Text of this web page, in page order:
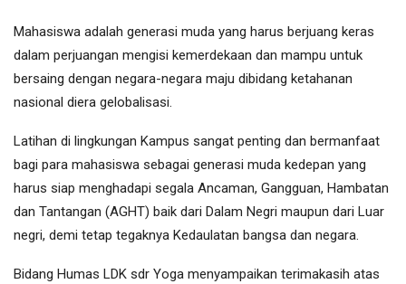
Mahasiswa adalah generasi muda yang harus berjuang keras
dalam perjuangan mengisi kemerdekaan dan mampu untuk
bersaing dengan negara-negara maju dibidang ketahanan
nasional diera gelobalisasi.
Latihan di lingkungan Kampus sangat penting dan bermanfaat
bagi para mahasiswa sebagai generasi muda kedepan yang
harus siap menghadapi segala Ancaman, Gangguan, Hambatan
dan Tantangan (AGHT) baik dari Dalam Negri maupun dari Luar
negri, demi tetap tegaknya Kedaulatan bangsa dan negara.
Bidang Humas LDK sdr Yoga menyampaikan terimakasih atas